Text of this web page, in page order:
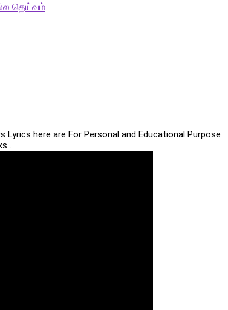
தெய்வம்
here are For Personal and Educational Purpose
.